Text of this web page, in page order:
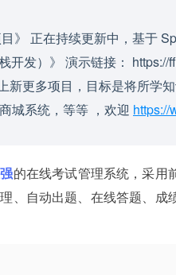
》 正在持续更新中，基于
发）》 演示链接： https://
更多项目，目标是将所学
城系统，等等 ，欢迎 https://
的在线考试管理系统，采用
、自动出题、在线答题、成